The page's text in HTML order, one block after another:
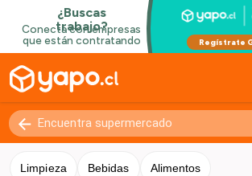
Limpieza Bebidas Alimentos